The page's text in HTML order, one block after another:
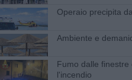
Operaio precipita
Ambiente e
Fumo dalle finestre
l'incendio